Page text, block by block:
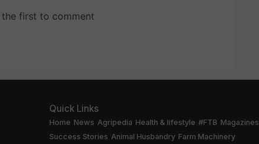
Quick Links
Home News Agripedia Health & lifestyle #FTB Magazines
Success Stories Animal Husbandry Farm Machinery